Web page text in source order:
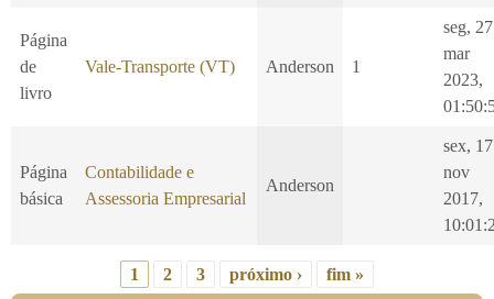
Página
de
livro
Vale-Transporte (VT) Anderson 1
seg, 27
mar
2023,
Página
básica
Contabilidade e
Assessoria Empresarial
Anderson
sex, 17
nov
2017,
1 2 3 próximo › fim »